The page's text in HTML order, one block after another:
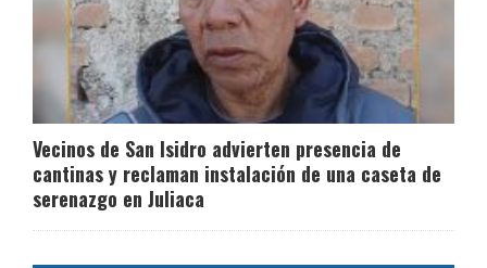
Vecinos de San Isidro advierten presencia de
cantinas y reclaman instalación de una caseta de
serenazgo en Juliaca